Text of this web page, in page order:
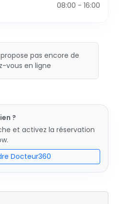
08:00 - 16:00
pas encore de
vous en ligne
?
et activez la réservation
Docteur360